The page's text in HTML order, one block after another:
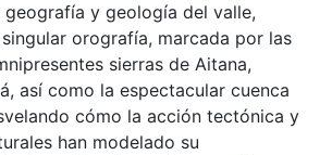
geografía y geología del valle,
orografía, marcada por las
sierras de Aitana,
así como la espectacular cuenca
cómo la acción tectónica y
han modelado su